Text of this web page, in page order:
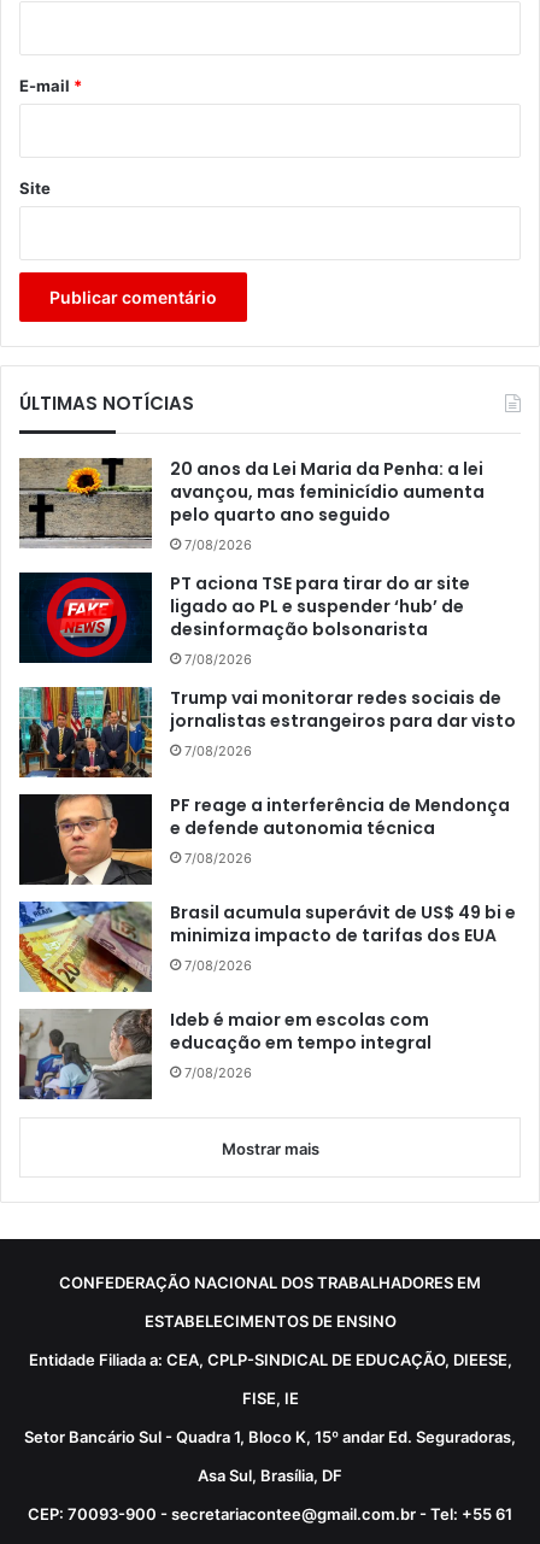
*
E-mail *
Site
ÚLTIMAS NOTÍCIAS
20 anos da Lei Maria da Penha: a lei
avançou, mas feminicídio aumenta
pelo quarto ano seguido
7/08/2026
PT aciona TSE para tirar do ar site
ligado ao PL e suspender ‘hub’ de
desinformação bolsonarista
7/08/2026
Trump vai monitorar redes sociais de
jornalistas estrangeiros para dar visto
7/08/2026
PF reage a interferência de Mendonça
e defende autonomia técnica
7/08/2026
Brasil acumula superávit de US$ 49 bi e
minimiza impacto de tarifas dos EUA
7/08/2026
Ideb é maior em escolas com
educação em tempo integral
7/08/2026
Mostrar mais
CONFEDERAÇÃO NACIONAL DOS TRABALHADORES EM
ESTABELECIMENTOS DE ENSINO
Entidade Filiada a: CEA, CPLP-SINDICAL DE EDUCAÇÃO, DIEESE,
FISE, IE
Setor Bancário Sul - Quadra 1, Bloco K, 15º andar Ed. Seguradoras,
Asa Sul, Brasília, DF
CEP: 70093-900 - secretariacontee@gmail.com.br - Tel: +55 61